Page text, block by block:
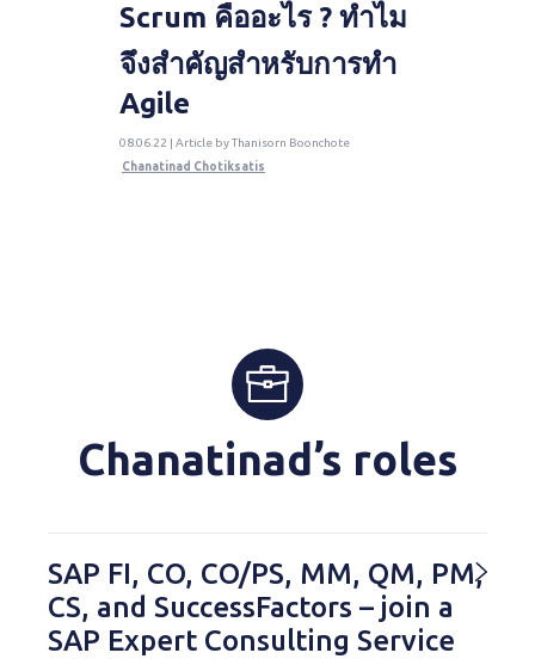
Scrum คืออะไร ? ทำไม
จึงสำคัญสำหรับการทำ
Agile
08.06.22 | Article by Thanisorn Boonchote
Chanatinad Chotiksatis
Chanatinad’s roles
SAP FI, CO, CO/PS, MM, QM, PM,
CS, and SuccessFactors – join a
SAP Expert Consulting Service